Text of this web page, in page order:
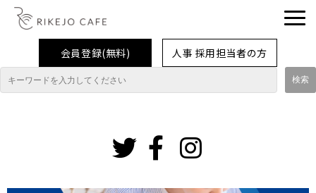
会員登録(無料) 人事 採用担当者の方
イベント